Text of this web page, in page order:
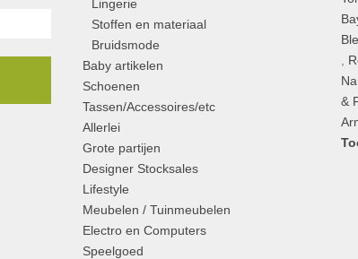
Lingerie
Stoffen en materiaal
Bruidsmode
Baby artikelen
Schoenen
Tassen/Accessoires/etc
Allerlei
Grote partijen
Designer Stocksales
Lifestyle
Meubelen / Tuinmeubelen
Electro en Computers
Speelgoed
&